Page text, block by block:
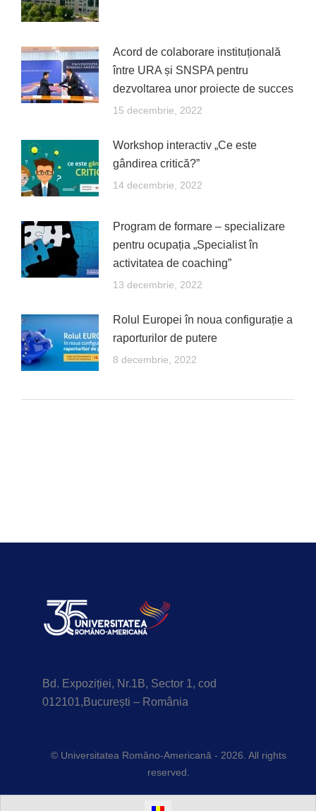
Acord de colaborare instituțională
între URA și SNSPA pentru
dezvoltarea unor proiecte de succes
15 decembrie, 2022
Workshop interactiv „Ce este
gândirea critică?”
14 decembrie, 2022
Program de formare – specializare
pentru ocupația „Specialist în
activitatea de coaching”
13 decembrie, 2022
Rolul Europei în noua configurație a
raporturilor de putere
8 decembrie, 2022
Bd. Expoziției, Nr.1B, Sector 1, cod
012101,București – România
© Universitatea Româno-Americană - 2026. All rights
reserved.